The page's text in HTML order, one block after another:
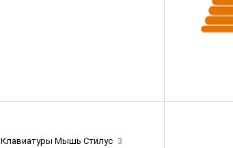
Клавиатуры Мышь Стилус 3